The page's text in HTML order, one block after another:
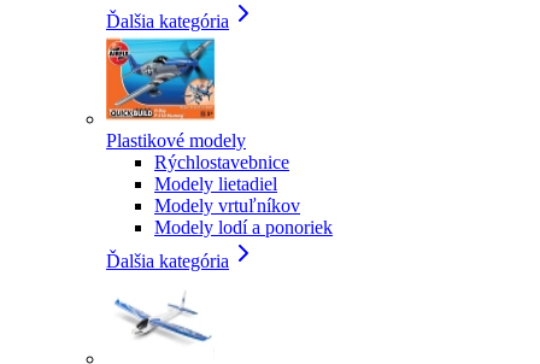
Ďalšia kategória
Plastikové modely
Rýchlostavebnice
Modely lietadiel
Modely vrtuľníkov
Modely lodí a ponoriek
Ďalšia kategória